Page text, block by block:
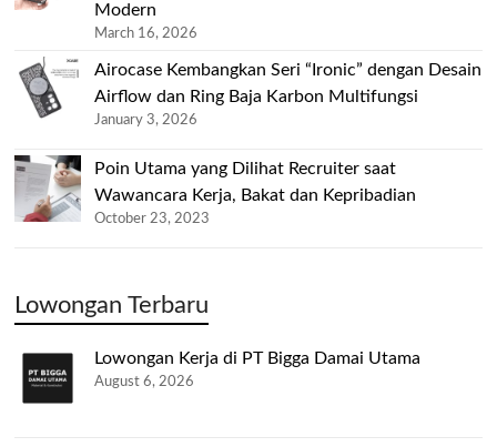
Modern
March 16, 2026
Airocase Kembangkan Seri “Ironic” dengan Desain
Airflow dan Ring Baja Karbon Multifungsi
January 3, 2026
Poin Utama yang Dilihat Recruiter saat
Wawancara Kerja, Bakat dan Kepribadian
October 23, 2023
Lowongan Terbaru
Lowongan Kerja di PT Bigga Damai Utama
August 6, 2026